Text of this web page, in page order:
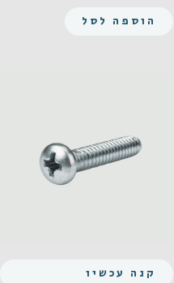
הוספה לסל
קנה עכשיו